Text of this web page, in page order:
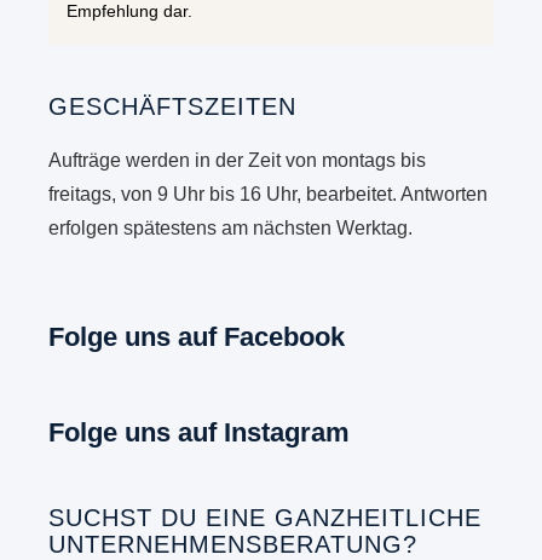
Empfehlung dar.
GESCHÄFTSZEITEN
Aufträge werden in der Zeit von montags bis
freitags, von 9 Uhr bis 16 Uhr, bearbeitet. Antworten
erfolgen spätestens am nächsten Werktag.
Folge uns auf Facebook
Folge uns auf Instagram
SUCHST DU EINE GANZHEITLICHE
UNTERNEHMENSBERATUNG?